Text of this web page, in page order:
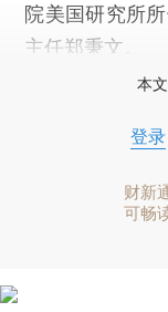
院美国研究所
主任郑秉文。
本
登录
财新
可畅